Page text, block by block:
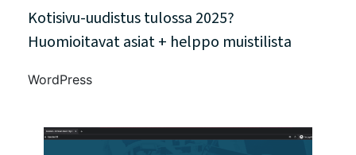
Kotisivu-uudistus tulossa 2025?
Huomioitavat asiat + helppo muistilista
WordPress